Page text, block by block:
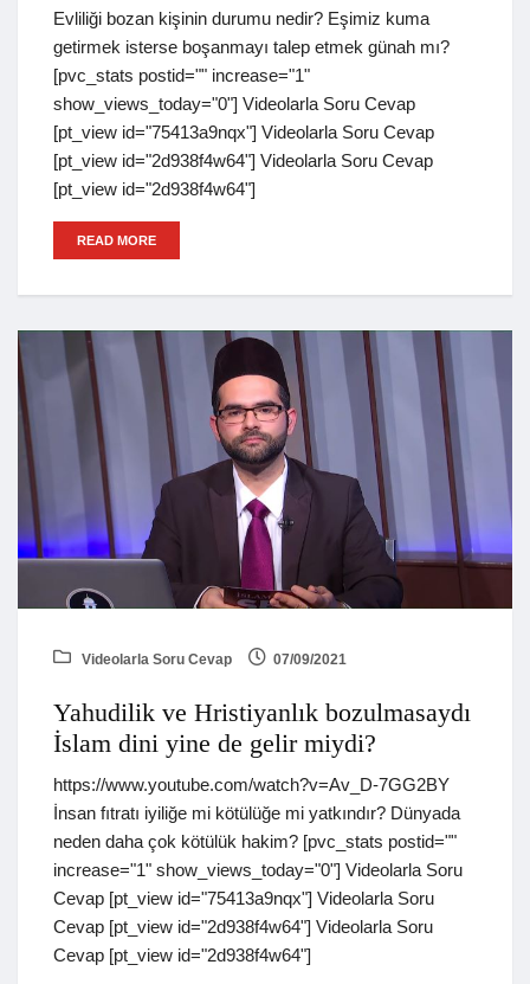
Evliliği bozan kişinin durumu nedir? Eşimiz kuma
getirmek isterse boşanmayı talep etmek günah mı?
[pvc_stats postid="" increase="1"
show_views_today="0"] Videolarla Soru Cevap
[pt_view id="75413a9nqx"] Videolarla Soru Cevap
[pt_view id="2d938f4w64"] Videolarla Soru Cevap
[pt_view id="2d938f4w64"]
READ MORE
Videolarla Soru Cevap 07/09/2021
Yahudilik ve Hristiyanlık bozulmasaydı
İslam dini yine de gelir miydi?
https://www.youtube.com/watch?v=Av_D-7GG2BY
İnsan fıtratı iyiliğe mi kötülüğe mi yatkındır? Dünyada
neden daha çok kötülük hakim? [pvc_stats postid=""
increase="1" show_views_today="0"] Videolarla Soru
Cevap [pt_view id="75413a9nqx"] Videolarla Soru
Cevap [pt_view id="2d938f4w64"] Videolarla Soru
Cevap [pt_view id="2d938f4w64"]